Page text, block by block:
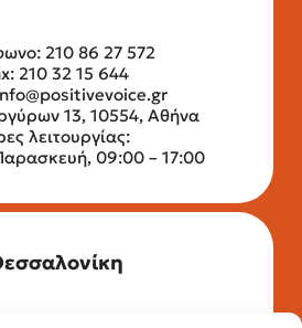
210 86 27 572
210 32 15 644
13, 10554, Αθήνα
λειτουργίας:
09:00 – 17:00